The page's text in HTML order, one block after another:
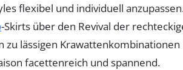
flexibel und individuell
-Skirts über den Revival der
zu lässigen
facettenreich und spannend.